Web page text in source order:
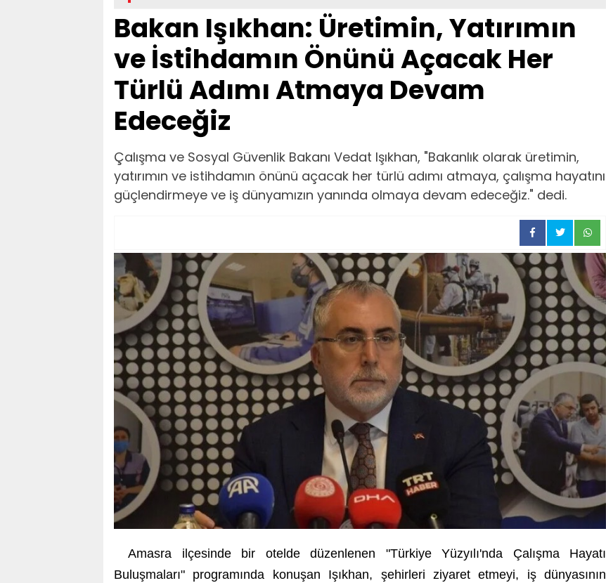
Bakan Işıkhan: Üretimin, Yatırımın
ve İstihdamın Önünü Açacak Her
Türlü Adımı Atmaya Devam
Edeceğiz
Çalışma ve Sosyal Güvenlik Bakanı Vedat Işıkhan, "Bakanlık olarak üretimin,
yatırımın ve istihdamın önünü açacak her türlü adımı atmaya, çalışma hayatını
güçlendirmeye ve iş dünyamızın yanında olmaya devam edeceğiz." dedi.
Amasra ilçesinde bir otelde düzenlenen "Türkiye Yüzyılı'nda Çalışma Hayatı
Buluşmaları" programında konuşan Işıkhan, şehirleri ziyaret etmeyi, iş dünyasının